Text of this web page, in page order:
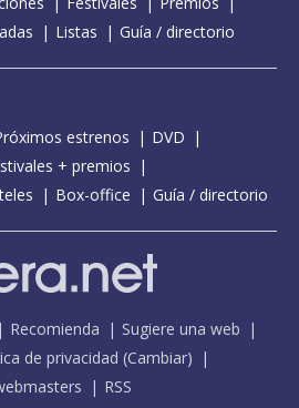
Listas Guía / directorio
estrenos
DVD
+ premios
Box-office Guía / directorio
Recomienda
Sugiere una web
de privacidad (Cambiar)
RSS